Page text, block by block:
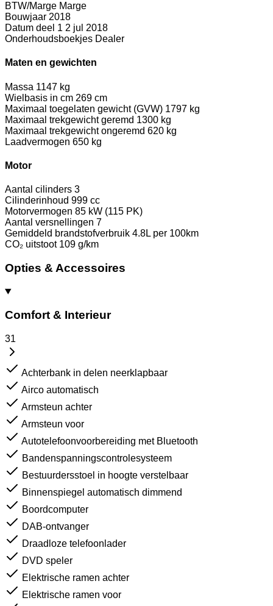
BTW/Marge Marge
Bouwjaar 2018
Datum deel 1 2 jul 2018
Onderhoudsboekjes Dealer
Maten en gewichten
Massa 1147 kg
Wielbasis in cm 269 cm
Maximaal toegelaten gewicht (GVW) 1797 kg
Maximaal trekgewicht geremd 1300 kg
Maximaal trekgewicht ongeremd 620 kg
Laadvermogen 650 kg
Motor
Aantal cilinders 3
Cilinderinhoud 999 cc
Motorvermogen 85 kW (115 PK)
Aantal versnellingen 7
Gemiddeld brandstofverbruik 4.8L per 100km
CO₂ uitstoot 109 g/km
Opties & Accessoires
Comfort & Interieur
31
Achterbank in delen neerklapbaar
Airco automatisch
Armsteun achter
Armsteun voor
Autotelefoonvoorbereiding met Bluetooth
Bandenspanningscontrolesysteem
Bestuurdersstoel in hoogte verstelbaar
Binnenspiegel automatisch dimmend
Boordcomputer
DAB-ontvanger
Draadloze telefoonlader
DVD speler
Elektrische ramen achter
Elektrische ramen voor